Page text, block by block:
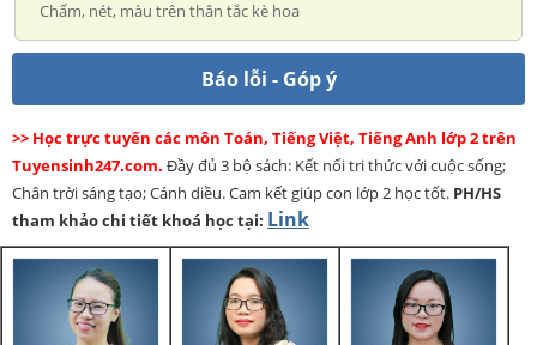
Chấm, nét, màu trên thân tắc kè hoa
Báo lỗi - Góp ý
>> Học trực tuyến các môn Toán, Tiếng Việt, Tiếng Anh lớp 2 trên
Tuyensinh247.com. Đầy đủ 3 bộ sách: Kết nối tri thức với cuộc sống;
Chân trời sáng tạo; Cánh diều. Cam kết giúp con lớp 2 học tốt. PH/HS
tham khảo chi tiết khoá học tại: Link